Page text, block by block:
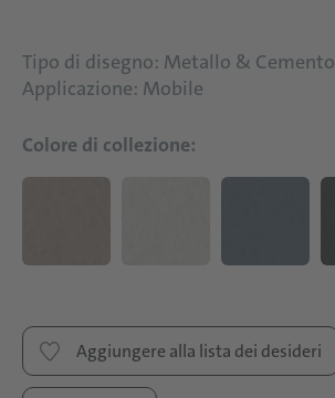
Tipo di disegno: Metallo & Cemento
Applicazione: Mobile
Colore di collezione:
Aggiungere alla lista dei desideri